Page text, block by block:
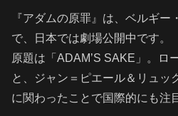
『アダムの原罪』は、ベルギ
で、日本では劇場公開中です。
原題は「ADAM’S SAKE」。ロ
と、ジャン＝ピエール＆リュッ
に関わったことで国際的にも注